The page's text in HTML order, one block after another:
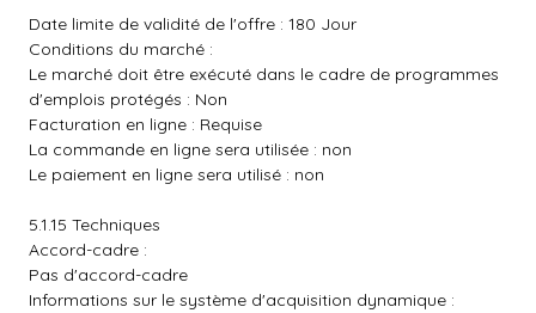
Date limite de validité de l'offre : 180 Jour
Conditions du marché :
Le marché doit être exécuté dans le cadre de programmes
d'emplois protégés : Non
Facturation en ligne : Requise
La commande en ligne sera utilisée : non
Le paiement en ligne sera utilisé : non
5.1.15 Techniques
Accord-cadre :
Pas d'accord-cadre
Informations sur le système d'acquisition dynamique :